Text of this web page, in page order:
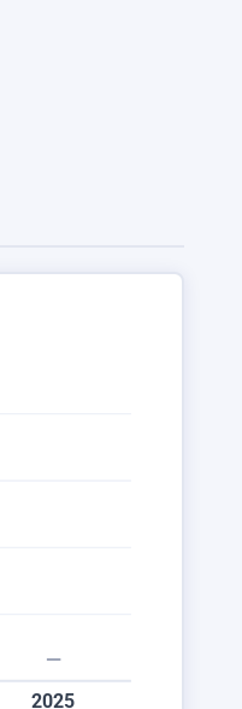
2025
—